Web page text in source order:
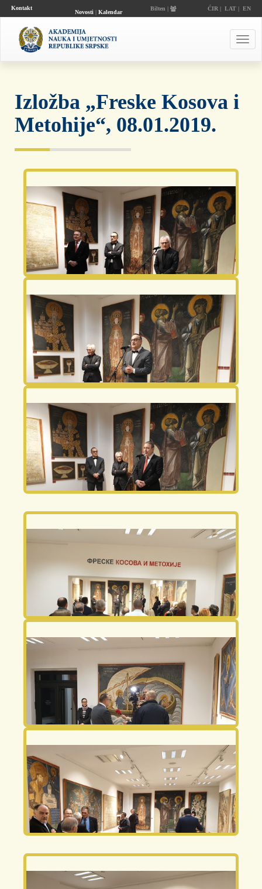
Kontakt
Novosti| Kalendar
Bilten | ĆIR | LAT| EN
Izložba „Freske Kosova i
Metohije“, 08.01.2019.